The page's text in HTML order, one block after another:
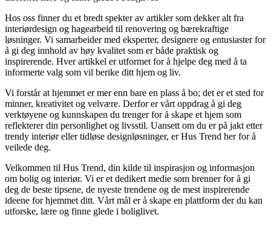
Hos oss finner du et bredt spekter av artikler som dekker alt fra
interiørdesign og hagearbeid til renovering og bærekraftige
løsninger. Vi samarbeider med eksperter, designere og entusiaster for
å gi deg innhold av høy kvalitet som er både praktisk og
inspirerende. Hver artikkel er utformet for å hjelpe deg med å ta
informerte valg som vil berike ditt hjem og liv.
Vi forstår at hjemmet er mer enn bare en plass å bo; det er et sted for
minner, kreativitet og velvære. Derfor er vårt oppdrag å gi deg
verktøyene og kunnskapen du trenger for å skape et hjem som
reflekterer din personlighet og livsstil. Uansett om du er på jakt etter
trendy interiør eller tidløse designløsninger, er Hus Trend her for å
veilede deg.
Velkommen til Hus Trend, din kilde til inspirasjon og informasjon
om bolig og interiør. Vi er et dedikert medie som brenner for å gi
deg de beste tipsene, de nyeste trendene og de mest inspirerende
ideene for hjemmet ditt. Vårt mål er å skape en plattform der du kan
utforske, lære og finne glede i boliglivet.